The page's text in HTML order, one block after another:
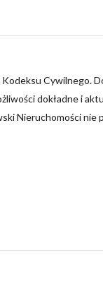
Cywilnego.
dokładne i
Nieruchomości nie